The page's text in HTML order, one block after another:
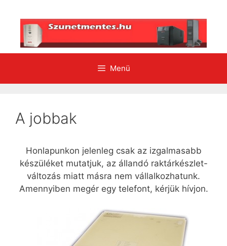
tartalomba
Menü
A jobbak
Honlapunkon jelenleg csak az izgalmasabb
készüléket mutatjuk, az állandó raktárkészlet-
változás miatt másra nem vállalkozhatunk.
Amennyiben megér egy telefont, kérjük hívjon.